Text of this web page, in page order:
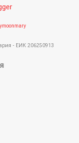
- ЕИК 206250913